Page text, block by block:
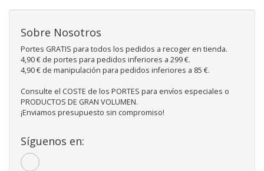
Sobre Nosotros
Portes GRATIS para todos los pedidos a recoger en tienda.
4,90 € de portes para pedidos inferiores a 299 €.
4,90 € de manipulación para pedidos inferiores a 85 €.
Consulte el COSTE de los PORTES para envíos especiales o
PRODUCTOS DE GRAN VOLUMEN.
¡Enviamos presupuesto sin compromiso!
Síguenos en: